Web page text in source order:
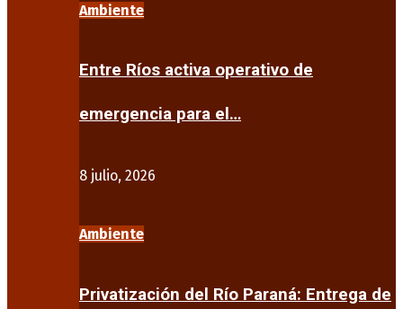
Ambiente
Entre Ríos activa operativo de
emergencia para el…
8 julio, 2026
Ambiente
Privatización del Río Paraná: Entrega de